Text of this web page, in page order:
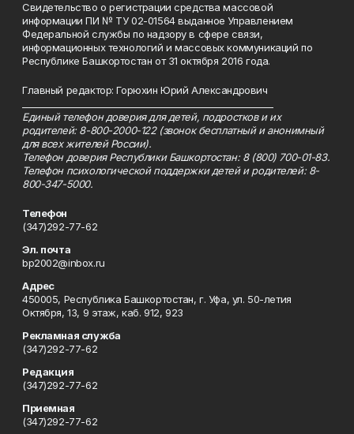
Свидетельство о регистрации средства массовой
информации ПИ № ТУ 02-01564 выданное Управлением
Федеральной службы по надзору в сфере связи,
информационных технологий и массовых коммуникаций по
Республике Башкортостан от 31 октября 2016 года.
Главный редактор: Горюхин Юрий Александрович
Единый телефон доверия для детей, подростков и их
родителей: 8-800-2000-122 (звонок бесплатный и анонимный
для всех жителей России).
Телефон доверия Республики Башкортостан: 8 (800) 700-01-83.
Телефон психологической поддержки детей и родителей: 8-
800-347-5000.
Телефон
(347)292-77-62
Эл. почта
bp2002@inbox.ru
Адрес
450005, Республика Башкортостан, г. Уфа, ул. 50-летия
Октября, 13, 9 этаж, каб. 912, 923
Рекламная служба
(347)292-77-62
Редакция
(347)292-77-62
Приемная
(347)292-77-62